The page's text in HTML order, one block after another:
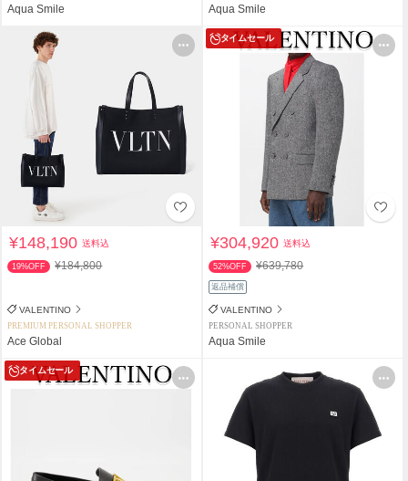
Aqua Smile Aqua Smile
¥148,190送料込
19%OFF ¥184,800
VALENTINO
PREMIUM PERSONAL SHOPPER
Ace Global
タイムセール
¥304,920送料込
52%OFF ¥639,780
返品補償
VALENTINO
PERSONAL SHOPPER
Aqua Smile
タイムセール